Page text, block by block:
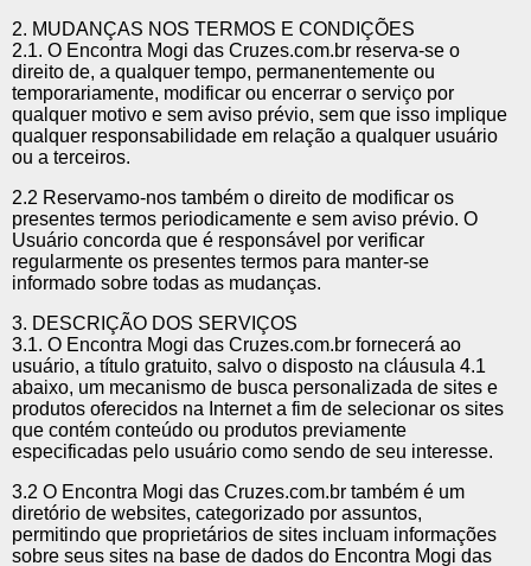
2. MUDANÇAS NOS TERMOS E CONDIÇÕES
2.1. O Encontra Mogi das Cruzes.com.br reserva-se o
direito de, a qualquer tempo, permanentemente ou
temporariamente, modificar ou encerrar o serviço por
qualquer motivo e sem aviso prévio, sem que isso implique
qualquer responsabilidade em relação a qualquer usuário
ou a terceiros.
2.2 Reservamo-nos também o direito de modificar os
presentes termos periodicamente e sem aviso prévio. O
Usuário concorda que é responsável por verificar
regularmente os presentes termos para manter-se
informado sobre todas as mudanças.
3. DESCRIÇÃO DOS SERVIÇOS
3.1. O Encontra Mogi das Cruzes.com.br fornecerá ao
usuário, a título gratuito, salvo o disposto na cláusula 4.1
abaixo, um mecanismo de busca personalizada de sites e
produtos oferecidos na Internet a fim de selecionar os sites
que contém conteúdo ou produtos previamente
especificadas pelo usuário como sendo de seu interesse.
3.2 O Encontra Mogi das Cruzes.com.br também é um
diretório de websites, categorizado por assuntos,
permitindo que proprietários de sites incluam informações
sobre seus sites na base de dados do Encontra Mogi das